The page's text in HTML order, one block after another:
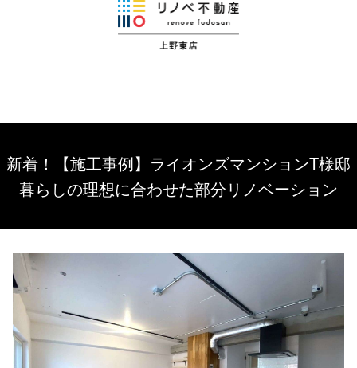
新着！【施工事例】ライオンズマンションT様邸
暮らしの理想に合わせた部分リノベーション